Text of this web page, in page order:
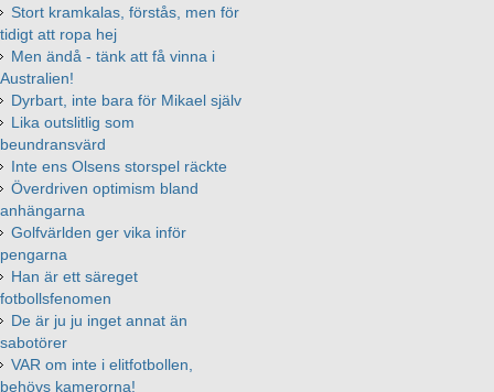
Stort kramkalas, förstås, men för
tidigt att ropa hej
Men ändå - tänk att få vinna i
Australien!
Dyrbart, inte bara för Mikael själv
Lika outslitlig som
beundransvärd
Inte ens Olsens storspel räckte
Överdriven optimism bland
anhängarna
Golfvärlden ger vika inför
pengarna
Han är ett säreget
fotbollsfenomen
De är ju ju inget annat än
sabotörer
VAR om inte i elitfotbollen,
behövs kamerorna!